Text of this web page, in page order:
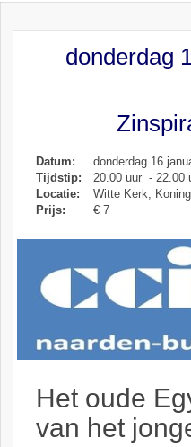
donderdag
Datum:
donderdag 16
Tijdstip:
20.00 uur - 22.00
Locatie:
Witte Kerk,
Prijs:
€ 7
Het oude
van het